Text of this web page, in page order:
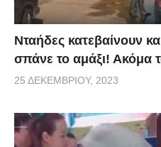
Νταήδες κατεβαίνουν
σπάνε το αμάξι! Ακόμα
25 ΔΕΚΕΜΒΡΊΟΥ, 2023